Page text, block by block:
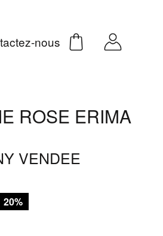
nous
ROSE ERIMA
VENDEE
20%